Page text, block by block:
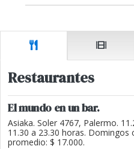
Restaurantes
El mundo en un bar.
Asiaka. Soler 4767, Palermo.
11.30 a 23.30 horas. Domingos
promedio: $ 17.000.